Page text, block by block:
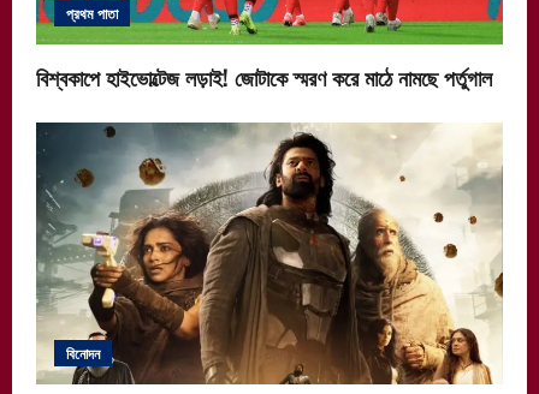
প্রথম পাতা
বিশ্বকাপে হাইভোল্টেজ লড়াই! জোটাকে স্মরণ করে মাঠে নামছে পর্তুগাল
বিনোদন